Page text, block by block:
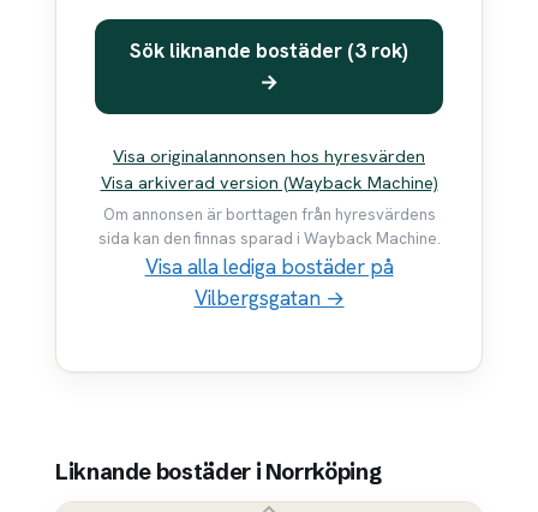
Sök liknande bostäder (3 rok)
→
Visa originalannonsen hos hyresvärden
Visa arkiverad version (Wayback Machine)
Om annonsen är borttagen från hyresvärdens
sida kan den finnas sparad i Wayback Machine.
Visa alla lediga bostäder på
Vilbergsgatan →
Liknande bostäder i Norrköping